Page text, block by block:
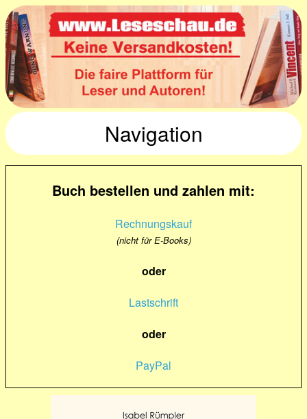
Navigation
Buch bestellen und zahlen mit:
Rechnungskauf
(nicht für E-Books)
oder
Lastschrift
oder
PayPal